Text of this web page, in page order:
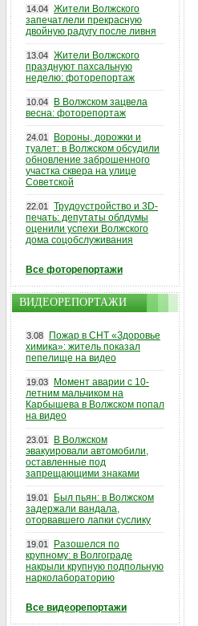
14.04 Жители Волжского
запечатлели прекрасную
двойную радугу после ливня
13.04 Жители Волжского
празднуют пахсальную
неделю: фоторепортаж
10.04
В Волжском зацвела
весна: фоторепортаж
24.01
Вороны, дорожки и
туалет: в Волжском обсудили
обновление заброшенного
участка сквера на улице
Советской
22.01
Трудоустройство и 3D-
печать: депутаты облдумы
оценили успехи Волжского
дома соцобслуживания
Все фоторепортажи
ВИДЕОРЕПОРТАЖИ
3.08
Пожар в СНТ «Здоровье
химика»: житель показал
пепелище на видео
19.03
Момент аварии с 10-
летним мальчиком на
Карбышева в Волжском попал
на видео
23.01
В Волжском
эвакуировали автомобили,
оставленные под
запрещающими знаками
19.01
Был пьян: в Волжском
задержали вандала,
оторвавшего лапки суслику
19.01
Разошелся по
крупному: в Волгограде
накрыли крупную подпольную
нарколабораторию
Все видеорепортажи